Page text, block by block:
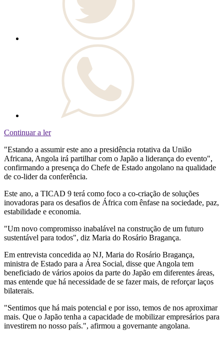
Continuar a ler
"Estando a assumir este ano a presidência rotativa da União
Africana, Angola irá partilhar com o Japão a liderança do evento",
confirmando a presença do Chefe de Estado angolano na qualidade
de co-lider da conferência.
Este ano, a TICAD 9 terá como foco a co-criação de soluções
inovadoras para os desafios de África com ênfase na sociedade, paz,
estabilidade e economia.
"Um novo compromisso inabalável na construção de um futuro
sustentável para todos", diz Maria do Rosário Bragança.
Em entrevista concedida ao NJ, Maria do Rosário Bragança,
ministra de Estado para a Área Social, disse que Angola tem
beneficiado de vários apoios da parte do Japão em diferentes áreas,
mas entende que há necessidade de se fazer mais, de reforçar laços
bilaterais.
"Sentimos que há mais potencial e por isso, temos de nos aproximar
mais. Que o Japão tenha a capacidade de mobilizar empresários para
investirem no nosso país.", afirmou a governante angolana.